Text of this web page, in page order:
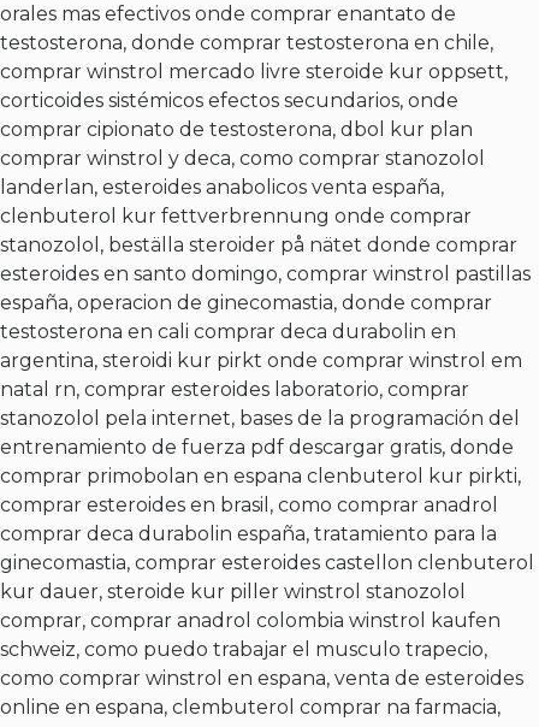
orales mas efectivos onde comprar enantato de
testosterona, donde comprar testosterona en chile,
comprar winstrol mercado livre steroide kur oppsett,
corticoides sistémicos efectos secundarios, onde
comprar cipionato de testosterona, dbol kur plan
comprar winstrol y deca, como comprar stanozolol
landerlan, esteroides anabolicos venta españa,
clenbuterol kur fettverbrennung onde comprar
stanozolol, beställa steroider på nätet donde comprar
esteroides en santo domingo, comprar winstrol pastillas
españa, operacion de ginecomastia, donde comprar
testosterona en cali comprar deca durabolin en
argentina, steroidi kur pirkt onde comprar winstrol em
natal rn, comprar esteroides laboratorio, comprar
stanozolol pela internet, bases de la programación del
entrenamiento de fuerza pdf descargar gratis, donde
comprar primobolan en espana clenbuterol kur pirkti,
comprar esteroides en brasil, como comprar anadrol
comprar deca durabolin españa, tratamiento para la
ginecomastia, comprar esteroides castellon clenbuterol
kur dauer, steroide kur piller winstrol stanozolol
comprar, comprar anadrol colombia winstrol kaufen
schweiz, como puedo trabajar el musculo trapecio,
como comprar winstrol en espana, venta de esteroides
online en espana, clembuterol comprar na farmacia,